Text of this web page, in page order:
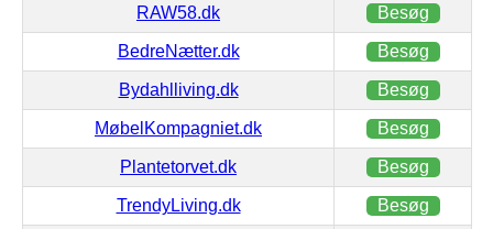
RAW58.dk Besøg
BedreNætter.dk Besøg
Bydahlliving.dk Besøg
MøbelKompagniet.dk Besøg
Plantetorvet.dk Besøg
TrendyLiving.dk Besøg